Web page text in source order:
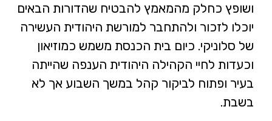
ושופץ כחלק מהמאמץ להבטיח שהדורות הבאים
יוכלו לזכור ולהתחבר למורשת היהודית העשירה
של סלוניקי. כיום בית הכנסת משמש כמוזיאון
וכעדות לחיי הקהילה היהודית הענפה שהייתה
בעיר ופתוח לביקור קהל במשך השבוע אך לא
בשבת.